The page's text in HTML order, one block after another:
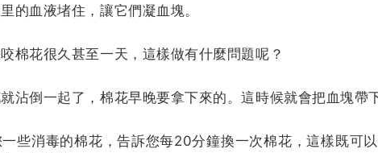
的血液堵住，讓它們凝血塊。
棉花很久甚至一天，這樣做有什麼問題呢？
沾倒一起了，棉花早晚要拿下來的。這時候就會把血塊帶
些消毒的棉花，告訴您每20分鐘換一次棉花，這樣既可